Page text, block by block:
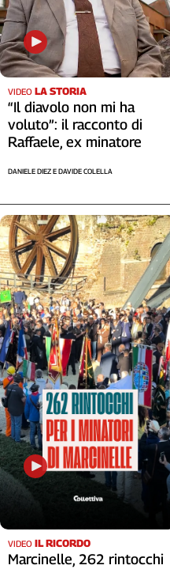
Toscana
Trentino
Umbria
Valle
D'Aosta
Veneto
Archivio
1955-
Cerca
Contatti
La
redazione
Newsletter
Social
VIDEO LA STORIA
“Il diavolo non mi ha
voluto”: il racconto di
Raffaele, ex minatore
DANIELE DIEZ E DAVIDE COLELLA
VIDEO IL RICORDO
Marcinelle, 262 rintocchi